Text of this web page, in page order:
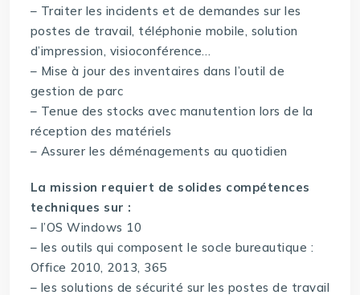
– Traiter les incidents et de demandes sur les
postes de travail, téléphonie mobile, solution
d’impression, visioconférence…
– Mise à jour des inventaires dans l’outil de
gestion de parc
– Tenue des stocks avec manutention lors de la
réception des matériels
– Assurer les déménagements au quotidien
La mission requiert de solides compétences
techniques sur :
– l’OS Windows 10
– les outils qui composent le socle bureautique :
Office 2010, 2013, 365
– les solutions de sécurité sur les postes de travail